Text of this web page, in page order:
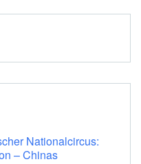
Nationalcircus:
– Chinas